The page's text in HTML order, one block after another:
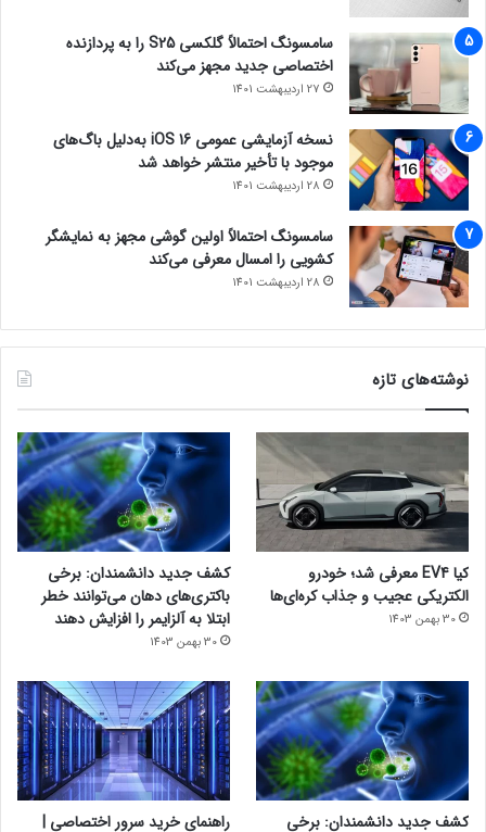
سامسونگ احتمالاً گلکسی S25 را به پردازنده
اختصاصی جدید مجهز می‌کند
27 اردیبهشت 1401
نسخه آزمایشی عمومی iOS 16 به‌دلیل باگ‌های
موجود با تأخیر منتشر خواهد شد
28 اردیبهشت 1401
سامسونگ احتمالاً اولین گوشی مجهز به نمایشگر
کشویی را امسال معرفی می‌کند
28 اردیبهشت 1401
نوشته‌های تازه
کیا EV4 معرفی شد؛ خودرو
الکتریکی عجیب و جذاب کره‌ای‌ها
30 بهمن 1403
کشف جدید دانشمندان: برخی
باکتری‌های دهان می‌توانند خطر
ابتلا به آلزایمر را افزایش دهند
30 بهمن 1403
کشف جدید دانشمندان: برخی
راهنمای خرید سرور اختصاصی |